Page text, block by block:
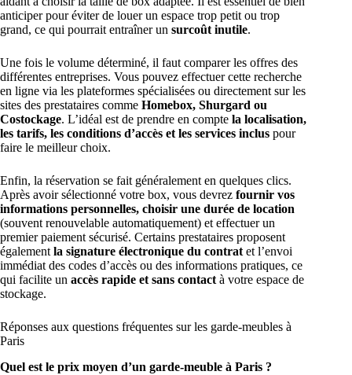
anticiper pour éviter de louer un espace trop petit ou trop
grand, ce qui pourrait entraîner un surcoût inutile.
Une fois le volume déterminé, il faut comparer les offres des
différentes entreprises. Vous pouvez effectuer cette recherche
en ligne via les plateformes spécialisées ou directement sur les
sites des prestataires comme Homebox, Shurgard ou
Costockage. L’idéal est de prendre en compte la localisation,
les tarifs, les conditions d’accès et les services inclus pour
faire le meilleur choix.
Enfin, la réservation se fait généralement en quelques clics.
Après avoir sélectionné votre box, vous devrez fournir vos
informations personnelles, choisir une durée de location
(souvent renouvelable automatiquement) et effectuer un
premier paiement sécurisé. Certains prestataires proposent
égalementla signature électronique du contratet l’envoi
immédiat des codes d’accès ou des informations pratiques, ce
qui facilite un accès rapide et sans contactà votre espace de
stockage.
Réponses aux questions fréquentes sur les garde-meubles à
Paris
Quel est le prix moyen d’un garde-meuble à Paris ?